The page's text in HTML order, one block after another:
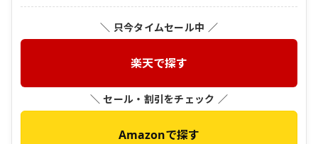
＼ 只今タイムセール中 ／
楽天で探す
＼ セール・割引をチェック ／
Amazonで探す